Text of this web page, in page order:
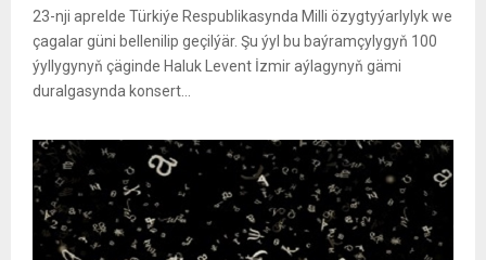
23-nji aprelde Türkiýe Respublikasynda Milli özygtyýarlylyk we
çagalar güni bellenilip geçilýär. Şu ýyl bu baýramçylygyň 100
ýyllygynyň çäginde Haluk Levent İzmir aýlagynyň gämi
duralgasynda konsert...